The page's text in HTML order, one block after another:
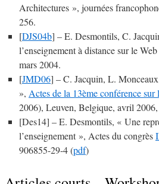
Architectures », journées
256.
[DJS04b] – E. Desmontils, C.
l’enseignement à distance sur le
mars 2004.
[JMD06] – C. Jacquin, L.
», Actes de la 13ème conférence
2006), Leuven, Belgique, avril
[Des14] – E. Desmontils, « Une
l’enseignement », Actes du congrès
906855-29-4 (pdf)